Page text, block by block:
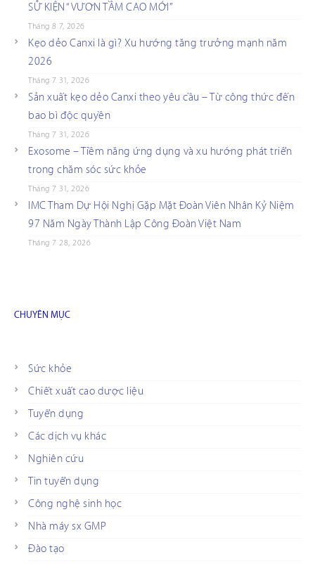
SỰ KIỆN “VƯƠN TẦM CAO MỚI”
Tháng 8 7, 2026
Kẹo dẻo Canxi là gì? Xu hướng tăng trưởng mạnh năm
2026
Tháng 7 31, 2026
Sản xuất kẹo dẻo Canxi theo yêu cầu – Từ công thức đến
bao bì độc quyền
Tháng 7 31, 2026
Exosome – Tiềm năng ứng dụng và xu hướng phát triển
trong chăm sóc sức khỏe
Tháng 7 31, 2026
IMC Tham Dự Hội Nghị Gặp Mặt Đoàn Viên Nhân Kỷ Niệm
97 Năm Ngày Thành Lập Công Đoàn Việt Nam
Tháng 7 28, 2026
CHUYÊN MỤC
Sức khỏe
Chiết xuất cao dược liệu
Tuyển dụng
Các dịch vụ khác
Nghiên cứu
Tin tuyển dụng
Công nghệ sinh học
Nhà máy sx GMP
Đào tạo